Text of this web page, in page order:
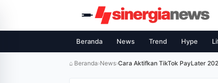
Beranda News Trend Hype
⌂ Beranda›News›Cara Aktifkan TikTok PayLater